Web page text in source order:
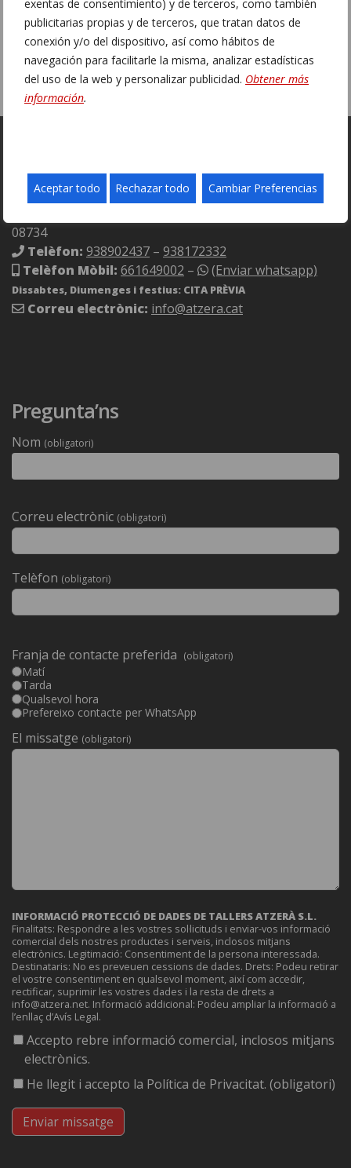
exentas de consentimiento) y de terceros, como también
publicitarias propias y de terceros, que tratan datos de
conexión y/o del dispositivo, así como hábitos de
navegación para facilitarle la misma, analizar estadísticas
del uso de la web y personalizar publicidad. Obtener más
información.
Cambiar Preferencias
Rechazar todo
Aceptar todo
Adreça:C/ Malvàsia 4 bis, (Pol. Ind. El Clot de Moja)
08734
Telèfon: 938902437 – 938172332
Telèfon Mòbil: 661649002 – (Enviar whatsapp)
Dissabtes, Diumenges i festius: CITA PRÈVIA
Correu electrònic: info@atzera.cat
Pregunta’ns
Nom (obligatori)
aquest
buit.
Correu electrònic (obligatori)
Telèfon (obligatori)
Franja de contacte preferida (obligatori)
Matí
Tarda
Qualsevol hora
Prefereixo contacte per WhatsApp
El missatge (obligatori)
INFORMACIÓ PROTECCIÓ DE DADES DE TALLERS ATZERÀ S.L.
Finalitats: Respondre a les vostres sol·licituds i enviar-vos informació
comercial dels nostres productes i serveis, inclosos mitjans
electrònics. Legitimació: Consentiment de la persona interessada.
Destinataris: No es preveuen cessions de dades. Drets: Podeu retirar
el vostre consentiment en qualsevol moment, així com accedir,
rectificar, suprimir les vostres dades i la resta de drets a
info@atzera.net. Informació addicional: Podeu ampliar la informació a
l’enllaç d’Avís Legal.
Accepto rebre informació comercial, inclosos mitjans
electrònics.
He llegit i accepto la Política de Privacitat. (obligatori)